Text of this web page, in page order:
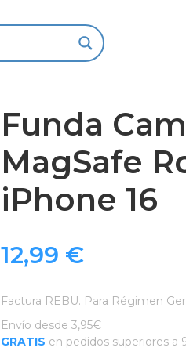
Funda
MagSafe
iPhone 16
12,99 €
Factura REBU. Para Régimen
Envío desde 3,95€
GRATIS en pedidos superiores a